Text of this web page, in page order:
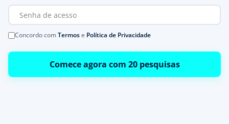
Concordo comTermose Política de Privacidade
Comece agora com 20 pesquisas